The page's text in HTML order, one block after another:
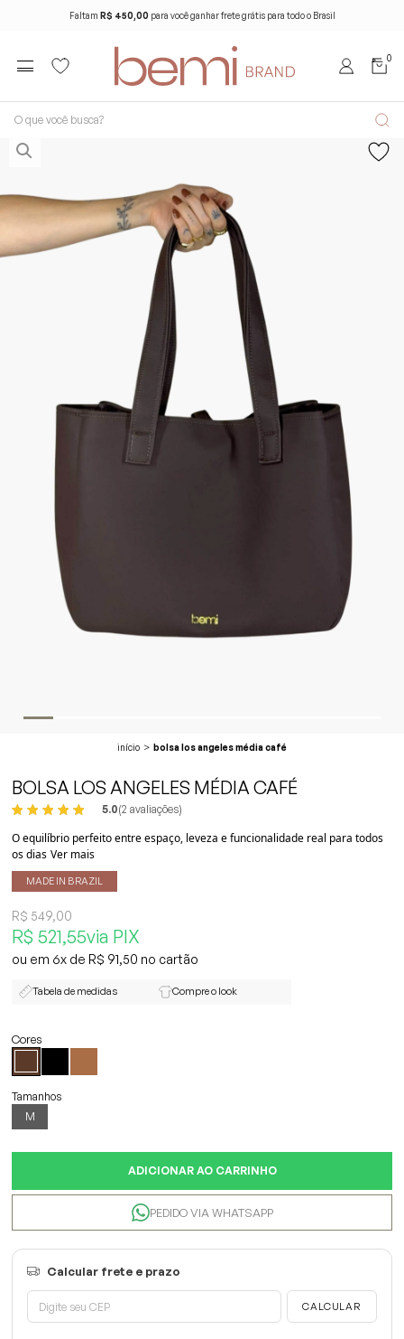
Faltam R$ 450,00 para você ganhar frete grátis para todo o Brasil
0
início bolsa los angeles média café
BOLSA LOS ANGELES MÉDIA CAFÉ
5.0(2 avaliações)
O equilíbrio perfeito entre espaço, leveza e funcionalidade real para todos
os dias Ver mais
MADE IN BRAZIL
R$ 521,55via PIX
R$ 549,00
6x R$ 91,50
Tabela de medidas Compre o look
M
ADICIONAR AO CARRINHO
PEDIDO VIA WHATSAPP